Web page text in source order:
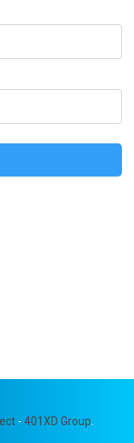
- 401XD Group